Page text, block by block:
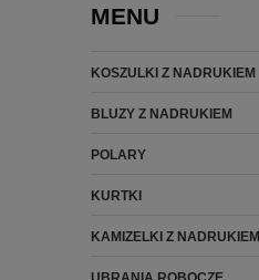
MENU
KOSZULKI Z NADRUKIEM
BLUZY Z NADRUKIEM
POLARY
KURTKI
KAMIZELKI Z NADRUKIEM